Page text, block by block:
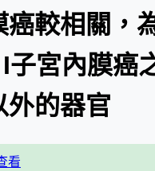
癌較相關，
宮內膜癌
外的器官
看